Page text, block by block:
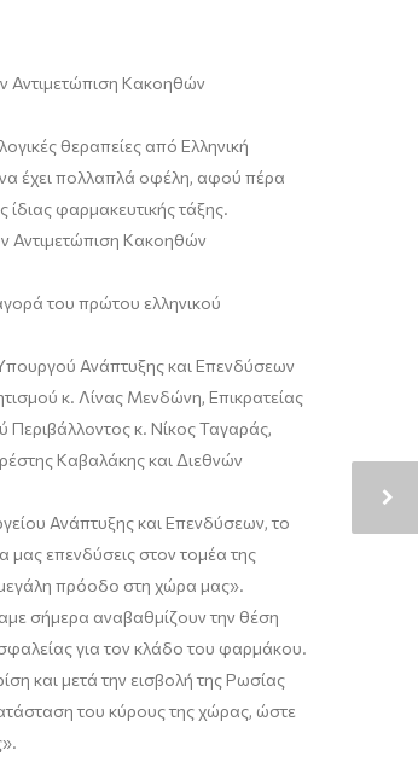
Αντιμετώπιση Κακοηθών
θεραπείες από Ελληνική
έχει πολλαπλά οφέλη, αφού πέρα
φαρμακευτικής τάξης.
Αντιμετώπιση Κακοηθών
του πρώτου ελληνικού
Ανάπτυξης και Επενδύσεων
κ. Λίνας Μενδώνη, Επικρατείας
Περιβάλλοντος κ. ΝίκοςΤαγαράς,
Καβαλάκηςκαι Διεθνών
Ανάπτυξης και Επενδύσεων, το
μας επενδύσεις στον τομέα της
μεγάλη πρόοδο στη χώρα μας».
σήμερα αναβαθμίζουν την θέση
για τον κλάδο του φαρμάκου.
και μετά την εισβολή της Ρωσίας
του κύρους της χώρας, ώστε
».